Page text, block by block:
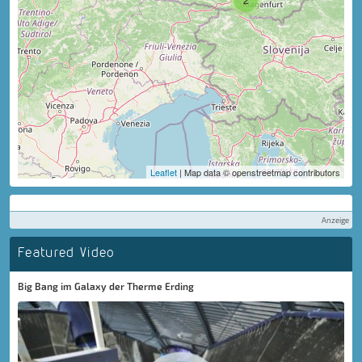
Leaflet | Map data © openstreetmap contributors
Anzeige
Featured Video
Big Bang im Galaxy der Therme Erding